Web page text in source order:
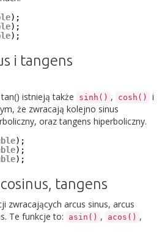
);
);
);
i tangens
istnieją także sinh() , cosh() i
że zwracają kolejno sinus
oraz tangens hiperboliczny.
);
);
);
tangens
zwracających arcus sinus, arcus
Te funkcje to:
asin() , acos() ,